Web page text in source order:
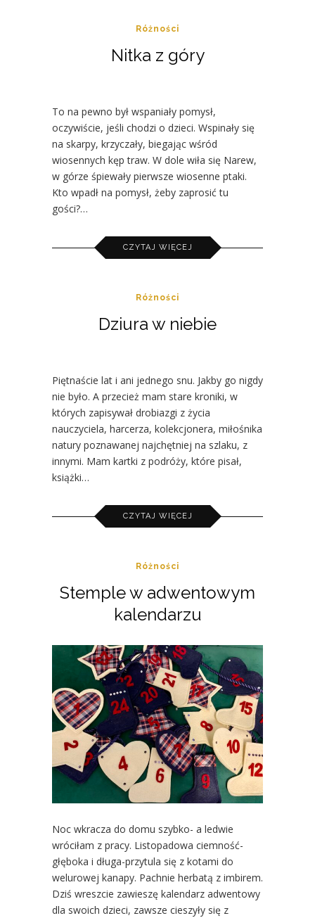
Różności
Nitka z góry
To na pewno był wspaniały pomysł,
oczywiście, jeśli chodzi o dzieci. Wspinały się
na skarpy, krzyczały, biegając wśród
wiosennych kęp traw. W dole wiła się Narew,
w górze śpiewały pierwsze wiosenne ptaki.
Kto wpadł na pomysł, żeby zaprosić tu
gości?…
CZYTAJ WIĘCEJ
Różności
Dziura w niebie
Piętnaście lat i ani jednego snu. Jakby go nigdy
nie było. A przecież mam stare kroniki, w
których zapisywał drobiazgi z życia
nauczyciela, harcerza, kolekcjonera, miłośnika
natury poznawanej najchętniej na szlaku, z
innymi. Mam kartki z podróży, które pisał,
książki…
CZYTAJ WIĘCEJ
Różności
Stemple w adwentowym
kalendarzu
Noc wkracza do domu szybko- a ledwie
wróciłam z pracy. Listopadowa ciemność-
głęboka i długa-przytula się z kotami do
welurowej kanapy. Pachnie herbatą z imbirem.
Dziś wreszcie zawieszę kalendarz adwentowy
dla swoich dzieci, zawsze cieszyły się z